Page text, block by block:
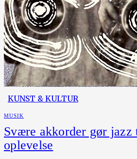
KUNST & KULTUR
MUSIK
Svære akkorder gør jazz
oplevelse